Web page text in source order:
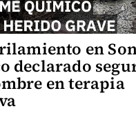
en
declarado
en terapia